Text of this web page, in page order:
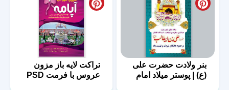
بنر ولادت حضرت علی
(ع) | پوستر میلاد امام
تراکت لایه باز مزون
عروس با فرمت PSD